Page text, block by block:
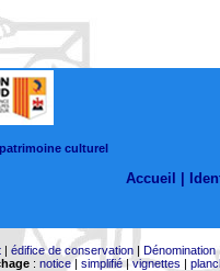
patrimoine culturel
Accueil |
| édifice de conservation| Dénomination
: notice| simplifié|vignettes |